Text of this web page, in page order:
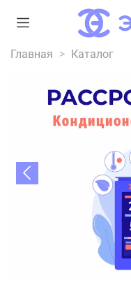
Главная Каталог